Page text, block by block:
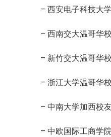
– 西安电子科技大
– 西南交大温哥华
– 新竹交大温哥华
– 浙江大学温哥华
– 中南大学加西校友
– 中欧国际工商学